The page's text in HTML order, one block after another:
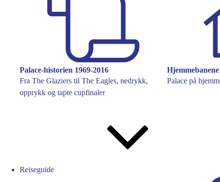
Palace-historien 1969-2016
Fra The Glaziers til The Eagles, nedrykk,
opprykk og tapte cupfinaler
Hjemmebanene
Palace på
Reiseguide